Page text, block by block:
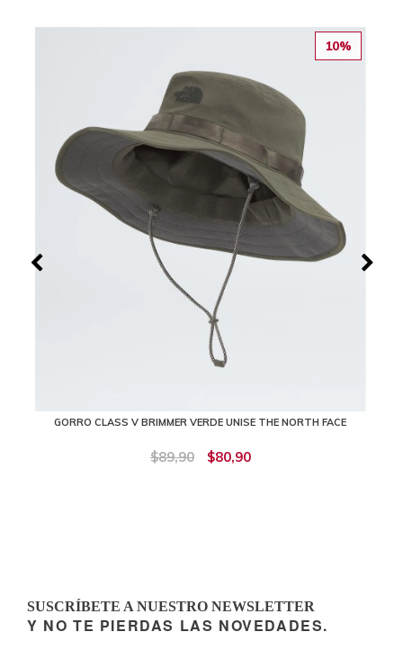
10%
GORRO CLASS V BRIMMER VERDE UNISE THE NORTH FACE
$89,90 $80,90
SUSCRÍBETE A NUESTRO NEWSLETTER
Y NO TE PIERDAS LAS NOVEDADES.